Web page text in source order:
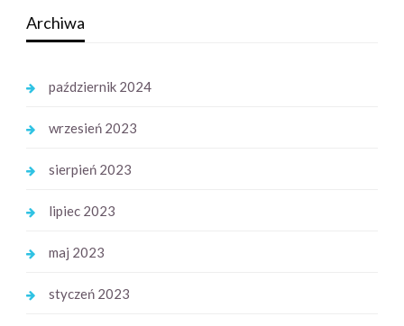
Archiwa
październik 2024
wrzesień 2023
sierpień 2023
lipiec 2023
maj 2023
styczeń 2023